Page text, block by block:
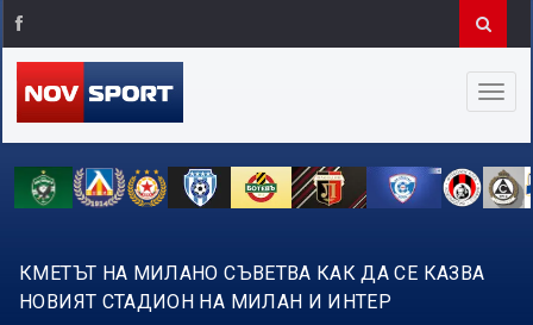
КМЕТЪТ НА МИЛАНО СЪВЕТВА КАК ДА СЕ КАЗВА
НОВИЯТ СТАДИОН НА МИЛАН И ИНТЕР